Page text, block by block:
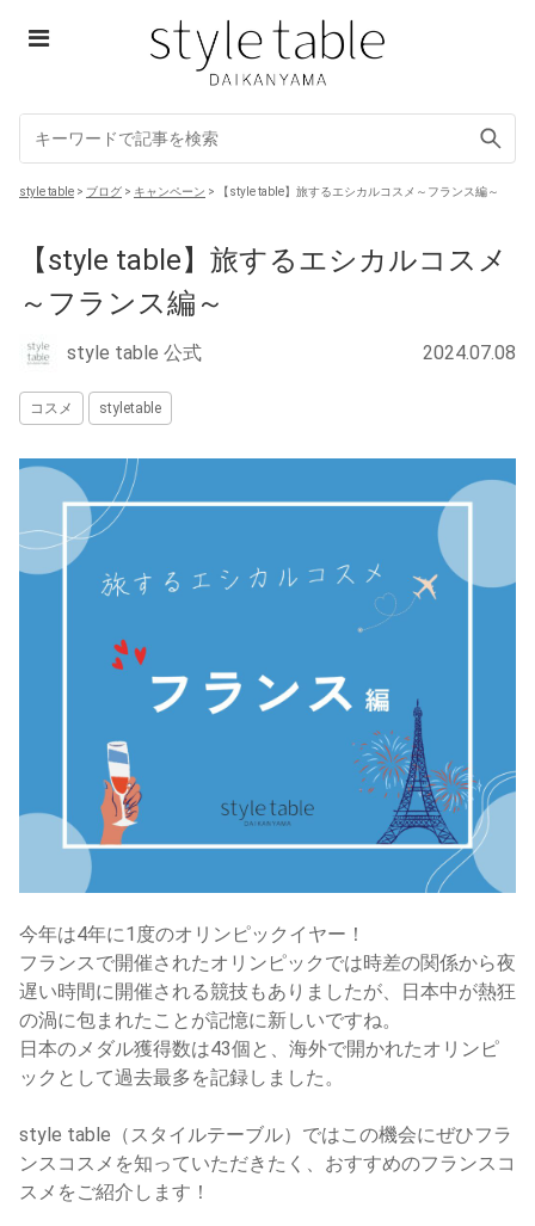
Skip
style table > ブログ > キャンペーン > 【style table】旅するエシカルコスメ～フランス編～
【style table】旅するエシカルコスメ
～フランス編～
style table 公式 2024.07.08
コスメ styletable
今年は4年に1度のオリンピックイヤー！
フランスで開催されたオリンピックでは時差の関係から夜
遅い時間に開催される競技もありましたが、日本中が熱狂
の渦に包まれたことが記憶に新しいですね。
日本のメダル獲得数は43個と、海外で開かれたオリンピ
ックとして過去最多を記録しました。
style table（スタイルテーブル）ではこの機会にぜひフラ
ンスコスメを知っていただきたく、おすすめのフランスコ
スメをご紹介します！